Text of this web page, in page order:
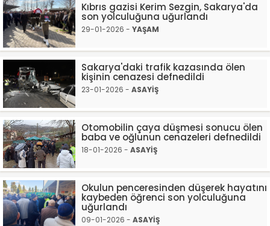
Kıbrıs gazisi Kerim Sezgin, Sakarya'da
son yolculuğuna uğurlandı
29-01-2026 - YAŞAM
Sakarya'daki trafik kazasında ölen
kişinin cenazesi defnedildi
23-01-2026 - ASAYİŞ
Otomobilin çaya düşmesi sonucu ölen
baba ve oğlunun cenazeleri defnedildi
18-01-2026 - ASAYİŞ
Okulun penceresinden düşerek hayatını
kaybeden öğrenci son yolculuğuna
uğurlandı
09-01-2026 - ASAYİŞ